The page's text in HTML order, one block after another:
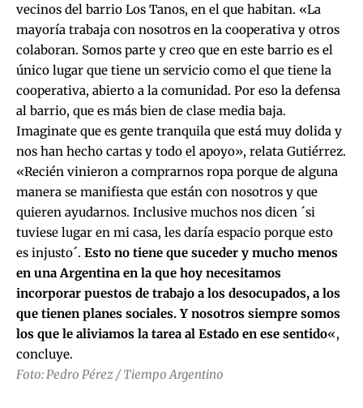
vecinos del barrio Los Tanos, en el que habitan. «La
mayoría trabaja con nosotros en la cooperativa y otros
colaboran. Somos parte y creo que en este barrio es el
único lugar que tiene un servicio como el que tiene la
cooperativa, abierto a la comunidad. Por eso la defensa
al barrio, que es más bien de clase media baja.
Imaginate que es gente tranquila que está muy dolida y
nos han hecho cartas y todo el apoyo», relata Gutiérrez.
«Recién vinieron a comprarnos ropa porque de alguna
manera se manifiesta que están con nosotros y que
quieren ayudarnos. Inclusive muchos nos dicen ´si
tuviese lugar en mi casa, les daría espacio porque esto
es injusto´. Esto no tiene que suceder y mucho menos
en una Argentina en la que hoy necesitamos
incorporar puestos de trabajo a los desocupados, a los
que tienen planes sociales. Y nosotros siempre somos
los que le aliviamos la tarea al Estado en ese sentido«,
concluye.
Foto: Pedro Pérez / Tiempo Argentino